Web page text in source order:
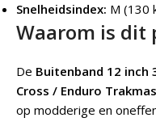
Snelheidsindex: M (130
Waarom is dit
De Buitenband 12 inch
Cross / Enduro
op modderige en